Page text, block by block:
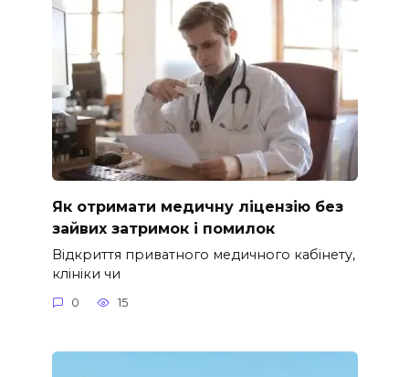
Як отримати медичну ліцензію без
зайвих затримок і помилок
Відкриття приватного медичного кабінету,
клініки чи
0 15